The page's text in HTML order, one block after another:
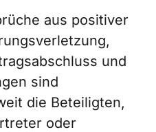
aus positiver
und
sind
die Beteiligten,
oder